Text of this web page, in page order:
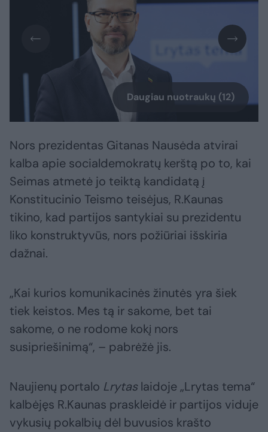
Daugiau nuotraukų (12)
Nors prezidentas Gitanas Nausėda atvirai
kalba apie socialdemokratų kerštą po to, kai
Seimas atmetė jo teiktą kandidatą į
Konstitucinio Teismo teisėjus, R.Kaunas
tikino, kad partijos santykiai su prezidentu
liko konstruktyvūs, nors požiūriai išskiria
dažnai.
„Kai kurios komunikacinės žinutės yra šiek
tiek keistos. Mes tą ir sakome, bet tai
sakome, o ne rodome kokį nors
susipriešinimą“, – pabrėžė jis.
Naujienų portalo Lrytaslaidoje „Lrytas tema“
kalbėjęs R.Kaunas praskleidė ir partijos viduje
vykusių pokalbių dėl buvusios krašto